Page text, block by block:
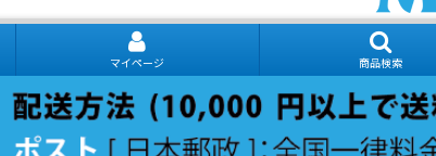
マイページ 商品検索